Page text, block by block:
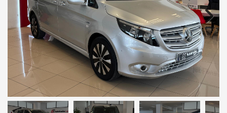
Next